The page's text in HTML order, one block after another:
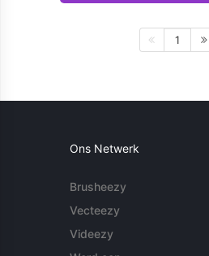
1
Ons Netwerk
Brusheezy
Vecteezy
Videezy